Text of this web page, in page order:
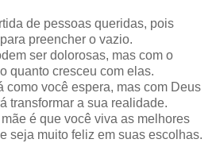
de pessoas queridas, pois
preencher o vazio.
ser dolorosas, mas com o
quanto cresceu com elas.
como você espera, mas com Deus
transformar a sua realidade.
é que você viva as melhores
seja muito feliz em suas escolhas.